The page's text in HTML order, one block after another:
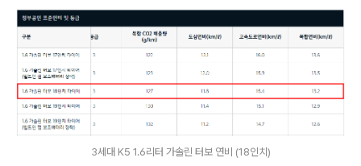
3세대 K5 1.6리터 가솔린 터보 연비 (18인치)